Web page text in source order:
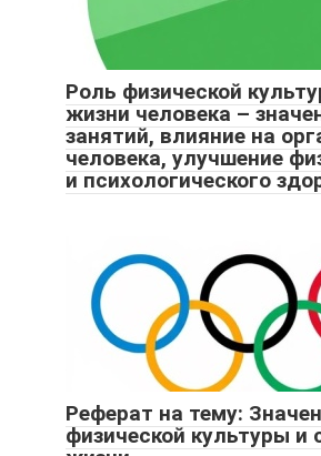
Роль физической
жизни человека –
занятий, влияние на
человека, улучшение
и психологического
Реферат на тему:
физической культуры и